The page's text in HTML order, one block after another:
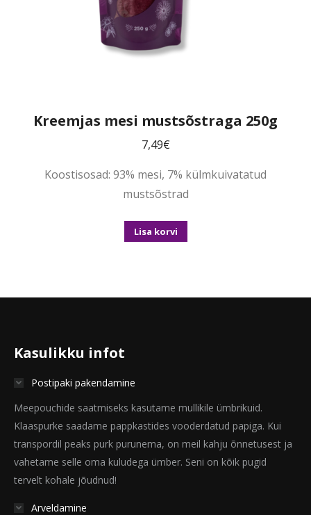
Kreemjas mesi mustsõstraga 250g
7,49€
Koostisosad: 93% mesi, 7% külmkuivatatud
mustsõstrad
Lisa korvi
Kasulikku infot
Postipaki pakendamine
Meepouchide saatmiseks kasutame mullikile ümbrikuid.
Klaaspurke saadame pappkastides vooderdatud papiga. Kui
transpordil peaks purk purunema, on meil kahju õnnetusest ja
vahetame selle oma kuludega ümber. Seni on kõik pugid
tervelt kohale jõudnud!
Arveldamine